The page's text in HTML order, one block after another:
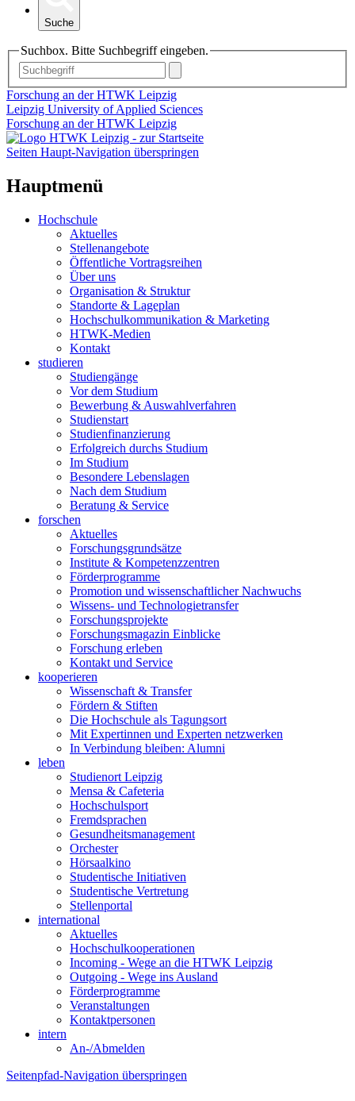
Suche
Suchbox. Bitte Suchbegriff eingeben.
Forschung an der HTWK Leipzig
Leipzig University of Applied Sciences
Forschung an der HTWK Leipzig
Seiten Haupt-Navigation überspringen
Hauptmenü
Hochschule
Aktuelles
Stellenangebote
Öffentliche Vortragsreihen
Über uns
Organisation & Struktur
Standorte & Lageplan
Hochschulkommunikation & Marketing
HTWK-Medien
Kontakt
studieren
Studiengänge
Vor dem Studium
Bewerbung & Auswahlverfahren
Studienstart
Studienfinanzierung
Erfolgreich durchs Studium
Im Studium
Besondere Lebenslagen
Nach dem Studium
Beratung & Service
forschen
Aktuelles
Forschungsgrundsätze
Institute & Kompetenzzentren
Förderprogramme
Promotion und wissenschaftlicher Nachwuchs
Wissens- und Technologietransfer
Forschungsprojekte
Forschungsmagazin Einblicke
Forschung erleben
Kontakt und Service
kooperieren
Wissenschaft & Transfer
Fördern & Stiften
Die Hochschule als Tagungsort
Mit Expertinnen und Experten netzwerken
In Verbindung bleiben: Alumni
leben
Studienort Leipzig
Mensa & Cafeteria
Hochschulsport
Fremdsprachen
Gesundheitsmanagement
Orchester
Hörsaalkino
Studentische Initiativen
Studentische Vertretung
Stellenportal
international
Aktuelles
Hochschulkooperationen
Incoming - Wege an die HTWK Leipzig
Outgoing - Wege ins Ausland
Förderprogramme
Veranstaltungen
Kontaktpersonen
intern
An-/Abmelden
Seitenpfad-Navigation überspringen